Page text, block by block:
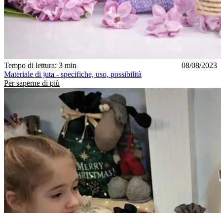
Tempo di lettura: 3 min
08/08/2023
Materiale di juta - specifiche, uso, possibilità
Per saperne di più